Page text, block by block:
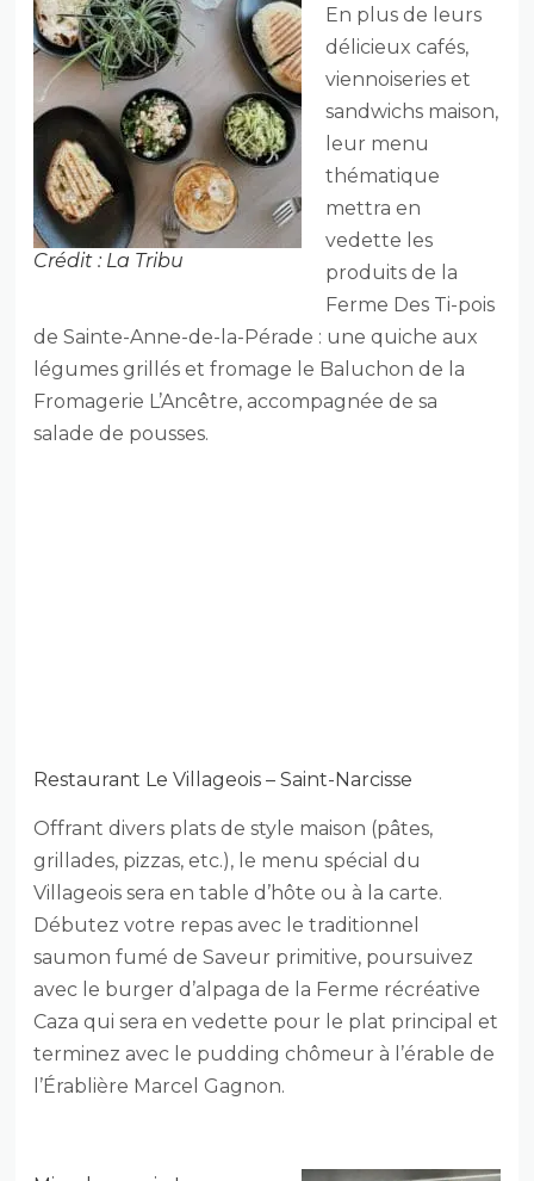
Crédit : La Tribu
En plus de leurs
délicieux cafés,
viennoiseries et
sandwichs maison,
leur menu
thématique
mettra en
vedette les
produits de la
Ferme Des Ti-pois
de Sainte-Anne-de-la-Pérade : une quiche aux
légumes grillés et fromage le Baluchon de la
Fromagerie L’Ancêtre, accompagnée de sa
salade de pousses.
Restaurant Le Villageois – Saint-Narcisse
Offrant divers plats de style maison (pâtes,
grillades, pizzas, etc.), le menu spécial du
Villageois sera en table d’hôte ou à la carte.
Débutez votre repas avec le traditionnel
saumon fumé de Saveur primitive, poursuivez
avec le burger d’alpaga de la Ferme récréative
Caza qui sera en vedette pour le plat principal et
terminez avec le pudding chômeur à l’érable de
l’Érablière Marcel Gagnon.